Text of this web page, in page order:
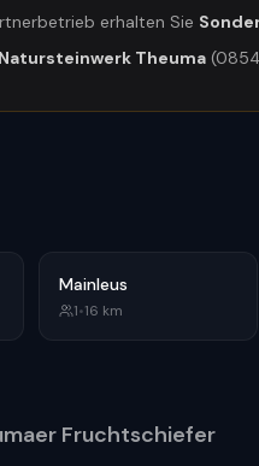
erhalten Sie
Natursteinwerk Theuma
Mainleus
1•16 km
Fruchtschiefer